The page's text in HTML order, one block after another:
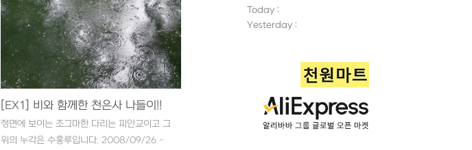
[EX1] 비와 함께한 천은사 나들이!!
정면에 보이는 조그마한 다리는 피안교이고 그
위의 누각은 수홍루입니다. 2008/09/26 -
Today :
Yesterday :